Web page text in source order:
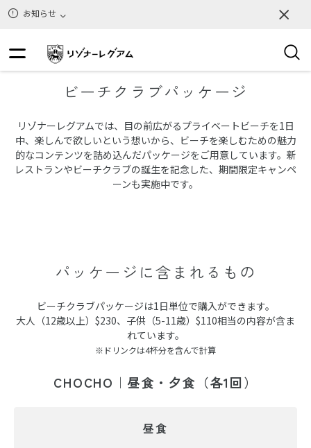
お知らせ
ビーチクラブパッケージ
リゾナーレグアムでは、目の前広がるプライベートビーチを1日
中、楽しんで欲しいという想いから、ビーチを楽しむための魅力
的なコンテンツを詰め込んだパッケージをご用意しています。新
レストランやビーチクラブの誕生を記念した、期間限定キャンペ
ーンも実施中です。
パッケージに含まれるもの
ビーチクラブパッケージは1日単位で購入ができます。
大人（12歳以上）$230、子供（5-11歳）$110相当の内容が含ま
れています。
※ドリンクは4杯分を含んで計算
CHOCHO｜昼食・夕食（各1回）
昼食